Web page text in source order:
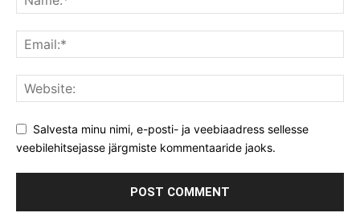
Salvesta minu nimi, e-posti- ja veebiaadress sellesse
veebilehitsejasse järgmiste kommentaaride jaoks.